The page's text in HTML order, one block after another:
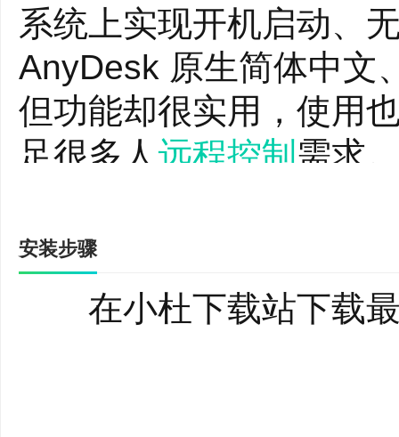
系统上实现开机启动、
AnyDesk 原生简体中文
但功能却很实用，使用
足很多人 远程控制需求
远程桌面的新视角
你知道如何远程桌面
发展，我们向后退了一
安装步骤
在小杜下载站下载最